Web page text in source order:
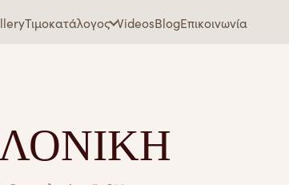
Τιμοκατάλογος VideosBlogΕπικοινωνία